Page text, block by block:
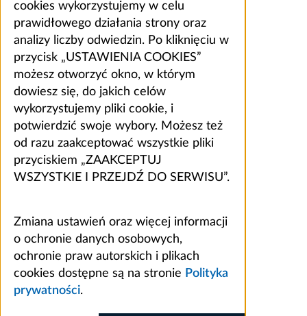
cookies wykorzystujemy w celu
prawidłowego działania strony oraz
analizy liczby odwiedzin. Po kliknięciu w
przycisk „USTAWIENIA COOKIES”
możesz otworzyć okno, w którym
dowiesz się, do jakich celów
wykorzystujemy pliki cookie, i
potwierdzić swoje wybory. Możesz też
od razu zaakceptować wszystkie pliki
przyciskiem „ZAAKCEPTUJ
WSZYSTKIE I PRZEJDŹ DO SERWISU”.
Zmiana ustawień oraz więcej informacji
o ochronie danych osobowych,
ochronie praw autorskich i plikach
cookies dostępne są na stronie Polityka
prywatności.